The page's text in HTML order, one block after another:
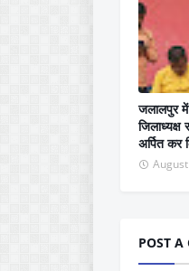
जलालपुर में
जिलाध्यक्ष
अर्पित कर
POST A